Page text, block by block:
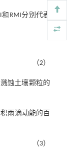
RMI分别代表
（2）
蚀土壤颗粒的
雨滴动能的百
（3）